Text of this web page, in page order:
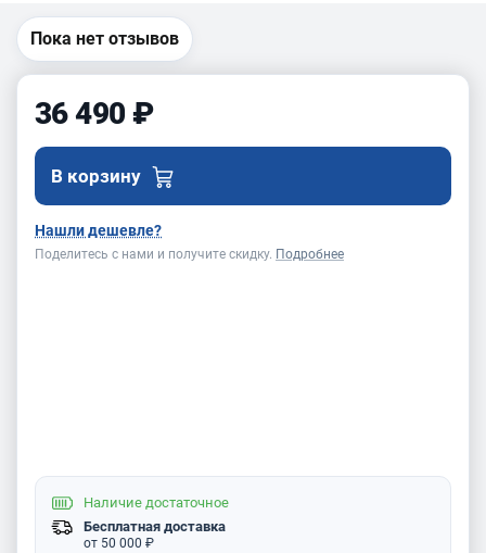
Пока нет отзывов
36 490 ₽
В корзину
Нашли дешевле?
Поделитесь с нами и получите скидку. Подробнее
Наличие достаточное
Бесплатная доставка
от 50 000 ₽